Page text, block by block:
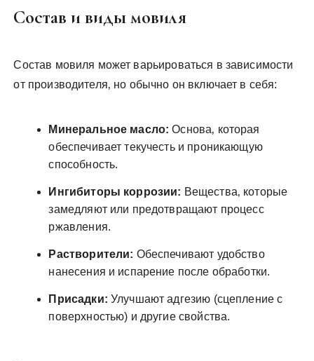
Состав и виды мовиля
Состав мовиля может варьироваться в зависимости
от производителя‚ но обычно он включает в себя:
Минеральное масло: Основа‚ которая
обеспечивает текучесть и проникающую
способность.
Ингибиторы коррозии: Вещества‚ которые
замедляют или предотвращают процесс
ржавления.
Растворители: Обеспечивают удобство
нанесения и испарение после обработки.
Присадки: Улучшают адгезию (сцепление с
поверхностью) и другие свойства.